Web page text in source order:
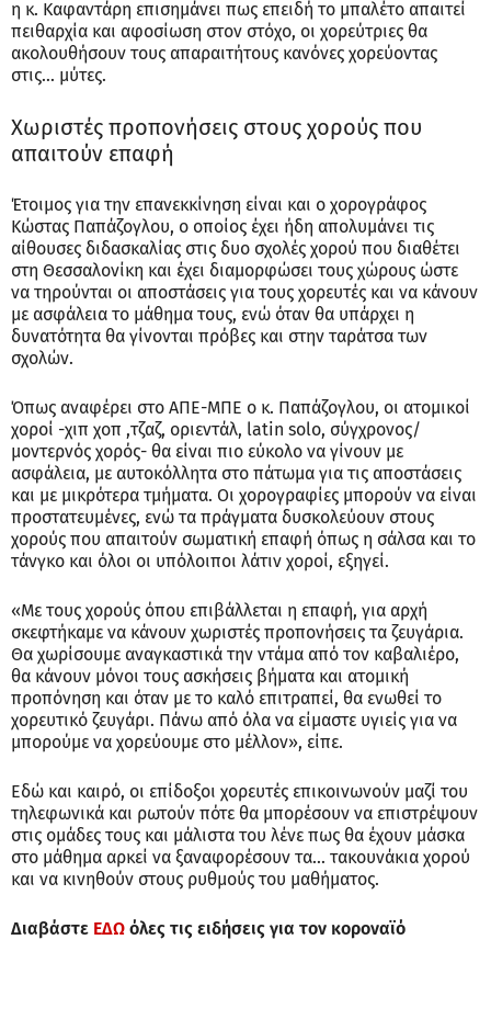
η κ. Καφαντάρη επισημάνει πως επειδή το μπαλέτο απαιτεί
πειθαρχία και αφοσίωση στον στόχο, οι χορεύτριες θα
ακολουθήσουν τους απαραιτήτους κανόνες χορεύοντας
στις... μύτες.
Χωριστές προπονήσεις στους χορούς που
απαιτούν επαφή
Έτοιμος για την επανεκκίνηση είναι και ο χορογράφος
Κώστας Παπάζογλου, ο οποίος έχει ήδη απολυμάνει τις
αίθουσες διδασκαλίας στις δυο σχολές χορού που διαθέτει
στη Θεσσαλονίκη και έχει διαμορφώσει τους χώρους ώστε
να τηρούνται οι αποστάσεις για τους χορευτές και να κάνουν
με ασφάλεια το μάθημα τους, ενώ όταν θα υπάρχει η
δυνατότητα θα γίνονται πρόβες και στην ταράτσα των
σχολών.
Όπως αναφέρει στο ΑΠΕ-ΜΠΕ ο κ. Παπάζογλου, οι ατομικοί
χοροί -χιπ χοπ ,τζαζ, οριεντάλ, latin solo, σύγχρονος/
μοντερνός χορός- θα είναι πιο εύκολο να γίνουν με
ασφάλεια, με αυτοκόλλητα στο πάτωμα για τις αποστάσεις
και με μικρότερα τμήματα. Οι χορογραφίες μπορούν να είναι
προστατευμένες, ενώ τα πράγματα δυσκολεύουν στους
χορούς που απαιτούν σωματική επαφή όπως η σάλσα και το
τάνγκο και όλοι οι υπόλοιποι λάτιν χοροί, εξηγεί.
«Με τους χορούς όπου επιβάλλεται η επαφή, για αρχή
σκεφτήκαμε να κάνουν χωριστές προπονήσεις τα ζευγάρια.
Θα χωρίσουμε αναγκαστικά την ντάμα από τον καβαλιέρο,
θα κάνουν μόνοι τους ασκήσεις βήματα και ατομική
προπόνηση και όταν με το καλό επιτραπεί, θα ενωθεί το
χορευτικό ζευγάρι. Πάνω από όλα να είμαστε υγιείς για να
μπορούμε να χορεύουμε στο μέλλον», είπε.
Εδώ και καιρό, οι επίδοξοι χορευτές επικοινωνούν μαζί του
τηλεφωνικά και ρωτούν πότε θα μπορέσουν να επιστρέψουν
στις ομάδες τους και μάλιστα του λένε πως θα έχουν μάσκα
στο μάθημα αρκεί να ξαναφορέσουν τα... τακουνάκια χορού
και να κινηθούν στους ρυθμούς του μαθήματος.
Διαβάστε ΕΔΩ όλες τις ειδήσεις για τον κοροναϊό